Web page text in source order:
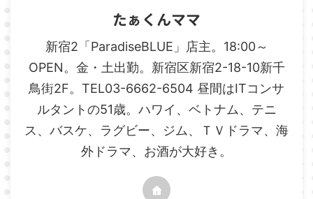
たぁくんママ
新宿2「ParadiseBLUE」店主。18:00～
OPEN。金・土出勤。新宿区新宿2-18-10新千
鳥街2F。TEL03-6662-6504 昼間はITコンサ
ルタントの51歳。ハワイ、ベトナム、テニ
ス、バスケ、ラグビー、ジム、ＴＶドラマ、海
外ドラマ、お酒が大好き。